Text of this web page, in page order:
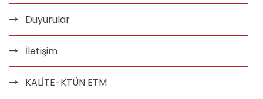
Duyurular
İletişim
KALİTE-KTÜN ETM